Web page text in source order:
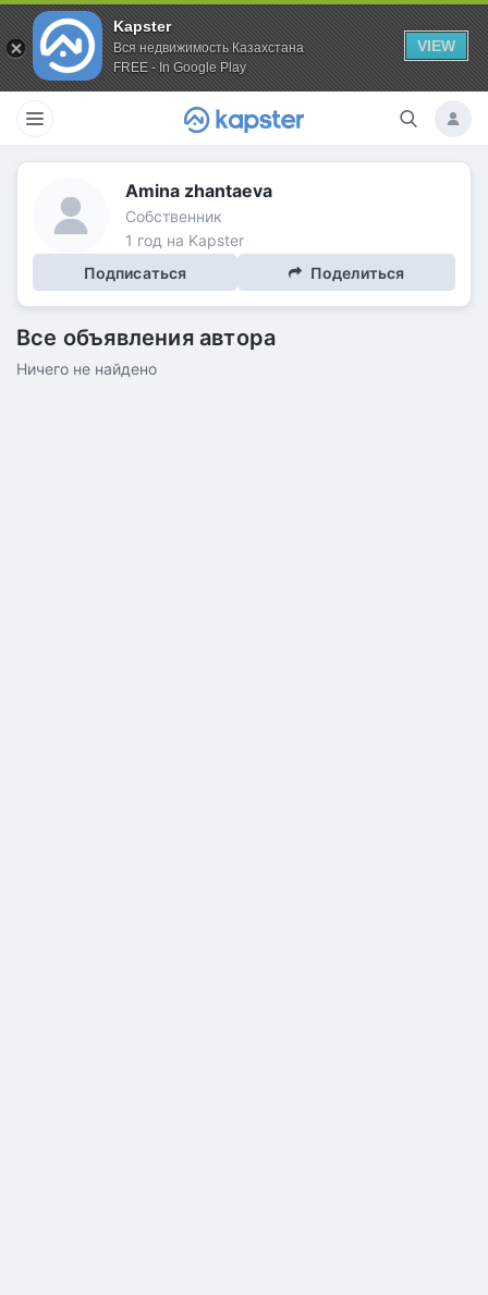
Kapster
Вся недвижимость Казахстана
FREE - In Google Play
VIEW
Amina zhantaeva
Собственник
1 год на Kapster
Подписаться
Поделиться
Все объявления автора
Ничего не найдено